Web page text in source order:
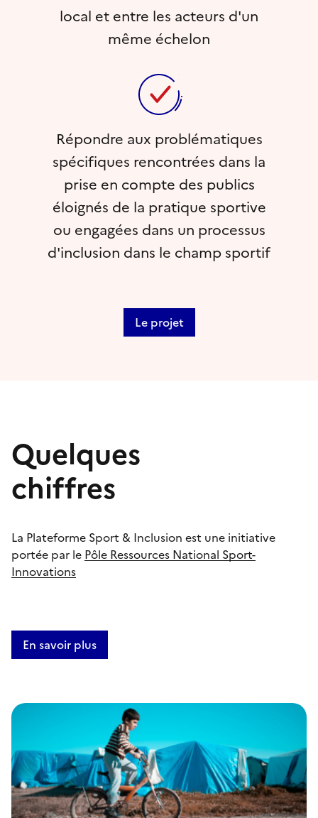
local et entre les acteurs d'un
même échelon
Répondre aux problématiques
spécifiques rencontrées dans la
prise en compte des publics
éloignés de la pratique sportive
ou engagées dans un processus
d'inclusion dans le champ sportif
Le projet
Quelques
chiffres
La Plateforme Sport & Inclusion est une initiative
portée par le Pôle Ressources National Sport-
Innovations
En savoir plus